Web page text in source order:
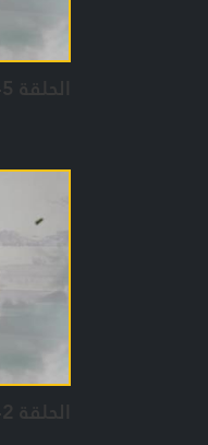
الحلقة 45
الحلقة 42